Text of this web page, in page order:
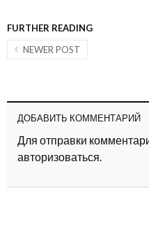
FURTHER READING
NEWER POST
ДОБАВИТЬ КОММЕНТАРИЙ
Для отправки
авторизоваться.